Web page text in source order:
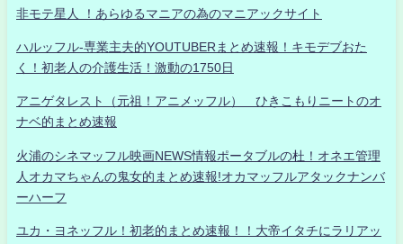
非モテ星人 ！あらゆるマニアの為のマニアックサイト
ハルッフル-専業主夫的YOUTUBERまとめ速報！キモデブおた
く！初老人の介護生活！激動の1750日
アニゲタレスト（元祖！アニメッフル） ひきこもりニートのオ
ナベ的まとめ速報
火浦のシネマッフル映画NEWS情報ポータブルの杜！オネエ管理
人オカマちゃんの鬼女的まとめ速報!オカマッフルアタックナンバ
ーハーフ
ユカ・ヨネッフル！初老的まとめ速報！！大帝イタチにラリアッ